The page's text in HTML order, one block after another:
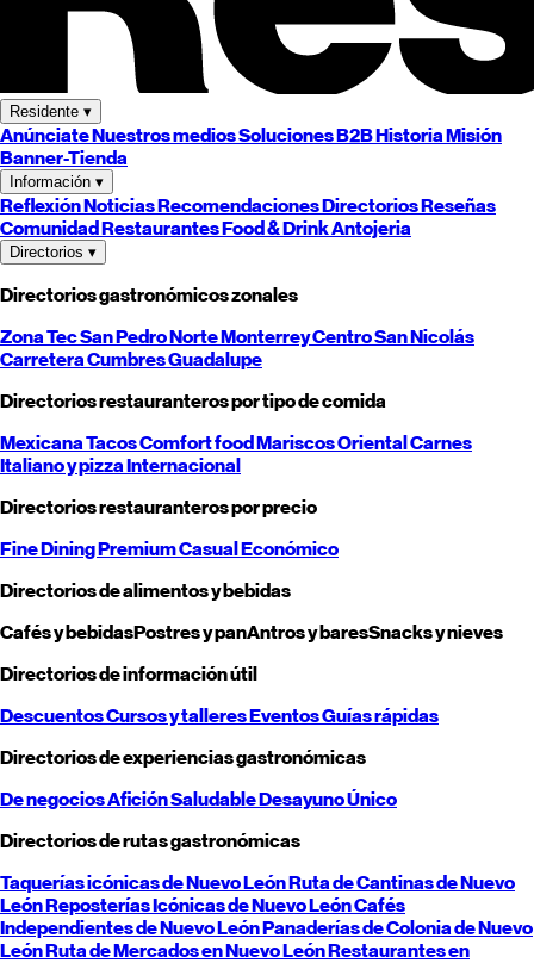
Residente ▾
AnúnciateNuestros mediosSoluciones B2BHistoriaMisión
Banner-Tienda
Información ▾
ReflexiónNoticiasRecomendacionesDirectoriosReseñas
ComunidadRestaurantesFood & DrinkAntojeria
Directorios ▾
Directorios gastronómicos zonales
Zona TecSan PedroNorteMonterreyCentroSan Nicolás
CarreteraCumbresGuadalupe
Directorios restauranteros por tipo de comida
MexicanaTacosComfort foodMariscosOrientalCarnes
Italiano y pizzaInternacional
Directorios restauranteros por precio
Fine DiningPremiumCasualEconómico
Directorios de alimentos y bebidas
Cafés y bebidasPostres y panAntros y baresSnacks y nieves
Directorios de información útil
DescuentosCursos y talleresEventosGuías rápidas
Directorios de experiencias gastronómicas
De negociosAficiónSaludableDesayunoÚnico
Directorios de rutas gastronómicas
Taquerías icónicas deNuevo LeónRuta de Cantinas deNuevo
LeónReposterías Icónicas deNuevo LeónCafés
Independientes deNuevo LeónPanaderías de Colonia deNuevo
LeónRuta de Mercados enNuevo LeónRestaurantes en